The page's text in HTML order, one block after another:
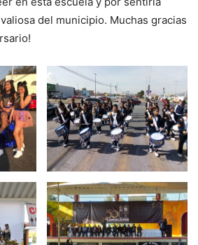
del municipio. Muchas gracias